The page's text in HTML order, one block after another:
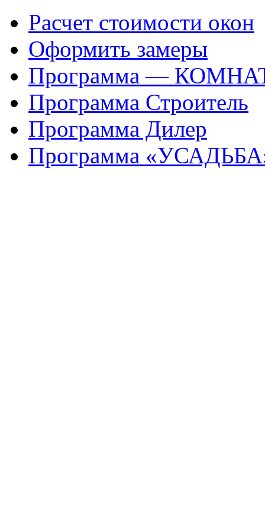
Расчет стоимости окон
Оформить замеры
Программа —
Программа Строитель
Программа Дилер
Программа